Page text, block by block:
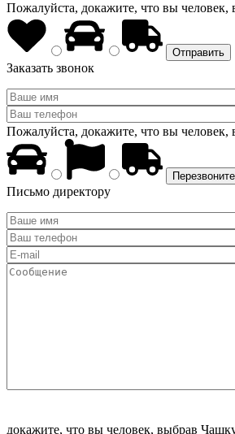
Пожалуйста, докажите, что вы человек,
Заказать звонок
Пожалуйста, докажите, что вы человек,
Письмо директору
докажите, что вы человек, выбрав Чашку